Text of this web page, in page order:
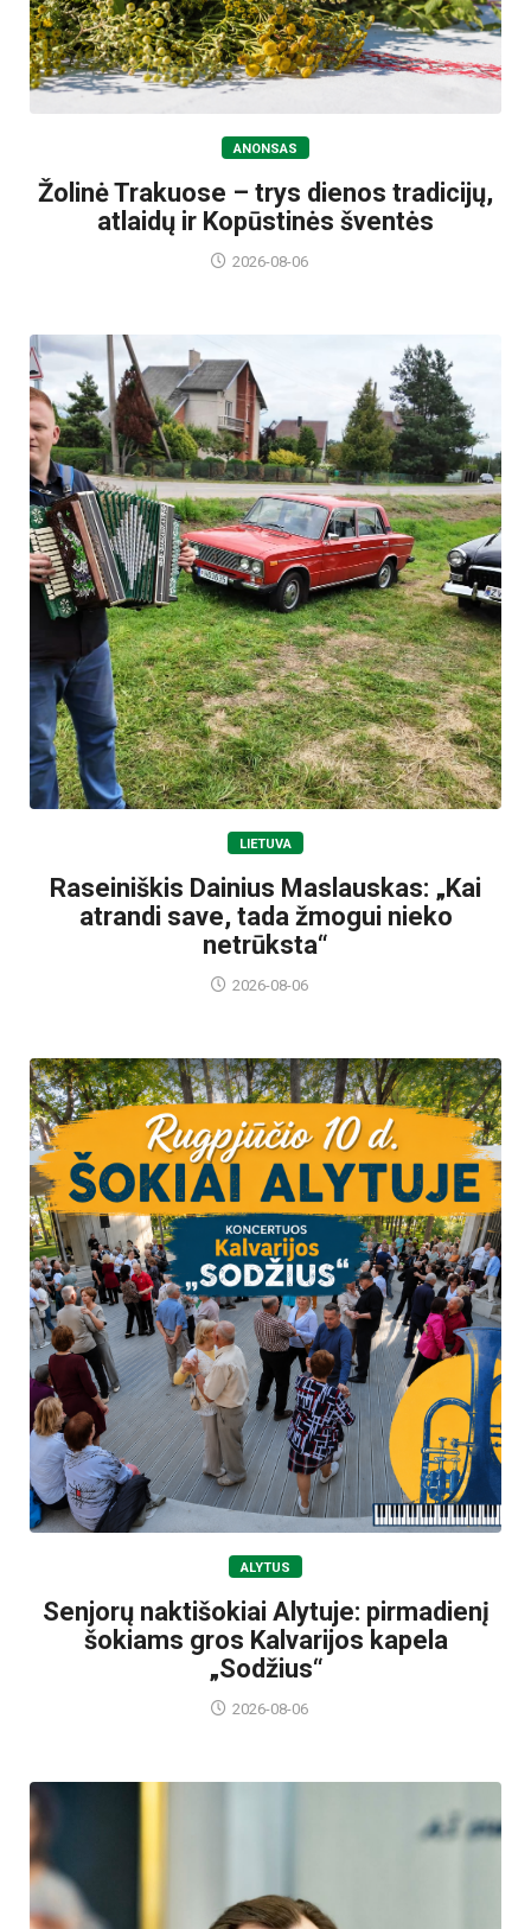
ANONSAS
Žolinė Trakuose – trys dienos tradicijų,
atlaidų ir Kopūstinės šventės
2026-08-06
LIETUVA
Raseiniškis Dainius Maslauskas: „Kai
atrandi save, tada žmogui nieko
netrūksta“
2026-08-06
ALYTUS
Senjorų naktišokiai Alytuje: pirmadienį
šokiams gros Kalvarijos kapela
„Sodžius“
2026-08-06